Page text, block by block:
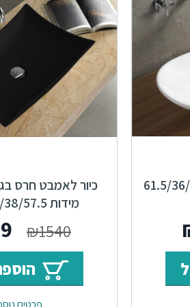
לאמבט 61.5/36/15.5
הנוכחי
הוא:
כיור לאמבט חרס
מידות 11.5/38/57.5 מ"מ
₪1540